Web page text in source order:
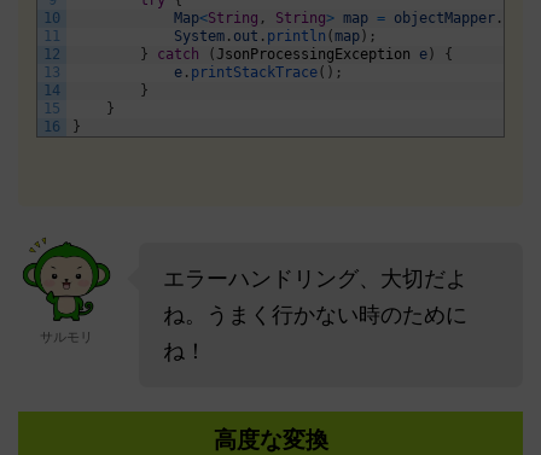
10
11
12
13
14
15
16
Map<String , String> map = objectMapper .
System . out . println (map) ;
}
catch ( JsonProcessingException e)
{
e . printStackTrace( ) ;
}
}
}
サルモリ
エラーハンドリング、大切だよ
ね。うまく行かない時のために
ね！
高度な変換